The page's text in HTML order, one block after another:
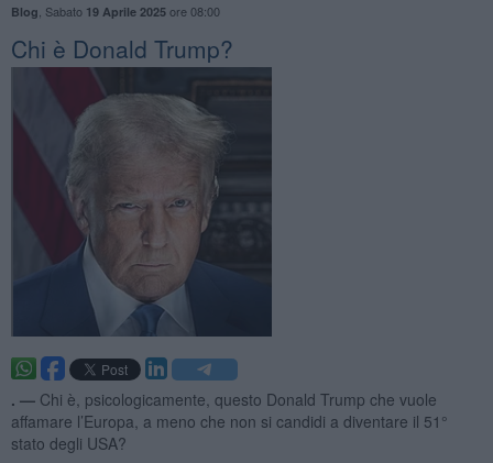
Blog Sabato 19 Aprile 2025ore 08:00
​Chi è Donald Trump?
. — Chi è, psicologicamente, questo Donald Trump che vuole
affamare l’Europa, a meno che non si candidi a diventare il 51°
stato degli USA?